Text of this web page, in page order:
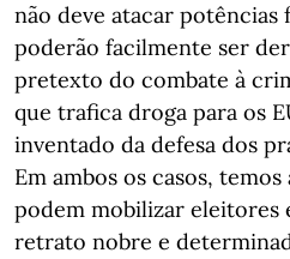
não deve atacar potências
poderão facilmente ser
pretexto do combate à
que trafica droga para os
inventado da defesa dos
Em ambos os casos,
podem mobilizar
retrato nobre e